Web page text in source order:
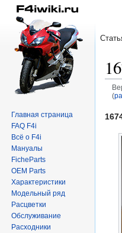
(
Главная страница
FAQ F4i
Всё о F4i
Мануалы
FicheParts
OEM Parts
Характеристики
Модельный ряд
Расцветки
Обслуживание
Расходники